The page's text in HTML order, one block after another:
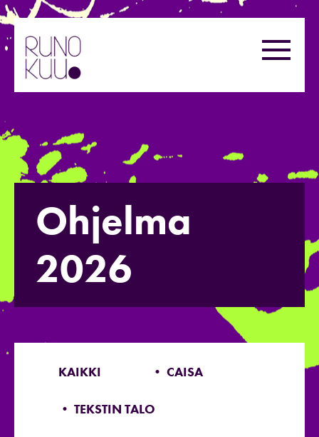
Hyppää
sisältöön
Ohjelma
2026
KAIKKI • CAISA
• TEKSTIN TALO